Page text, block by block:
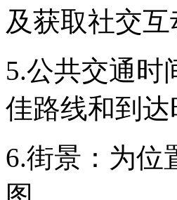
及获取社交
5.公共交通时
佳路线和到达
6.街景：为位